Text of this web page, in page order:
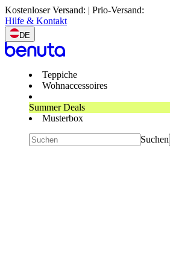
Kostenloser Versand: | Prio-Versand:
Hilfe & Kontakt
DE
Teppiche
Wohnaccessoires
Summer Deals
Musterbox
Suchen